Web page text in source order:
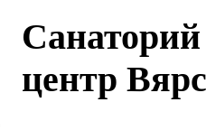
центр